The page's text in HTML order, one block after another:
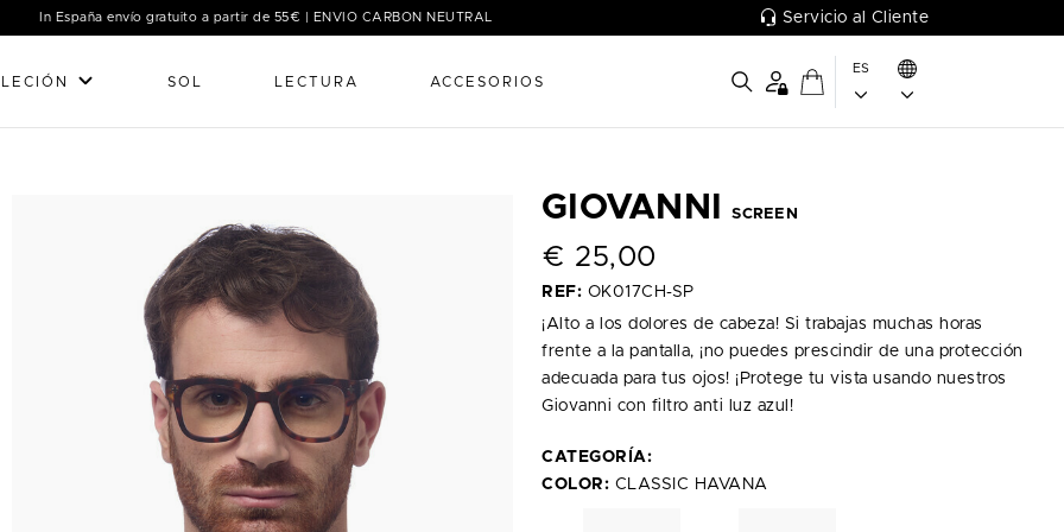
In España envío gratuito a partir de 55€ | ENVIO CARBON NEUTRAL Servicio al Cliente
SOL LECTURA ACCESORIOS
ES
GIOVANNISCREEN
€ 25,00
REF: OK017CH-SP
¡Alto a los dolores de cabeza! Si trabajas muchas horas
frente a la pantalla, ¡no puedes prescindir de una protección
adecuada para tus ojos! ¡Protege tu vista usando nuestros
Giovanni con filtro anti luz azul!
CATEGORÍA:
COLOR: CLASSIC HAVANA